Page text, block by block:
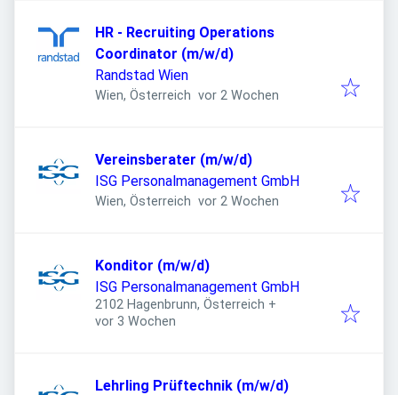
HR - Recruiting Operations
Coordinator (m/w/d)
Randstad Wien
Wien, Österreich Veröffentlicht
vor 2 Wochen
Vereinsberater (m/w/d)
ISG Personalmanagement GmbH
Wien, Österreich Veröffentlicht
vor 2 Wochen
Konditor (m/w/d)
ISG Personalmanagement GmbH
2102 Hagenbrunn, Österreich +
Veröffentlicht
vor 3 Wochen
Lehrling Prüftechnik (m/w/d)